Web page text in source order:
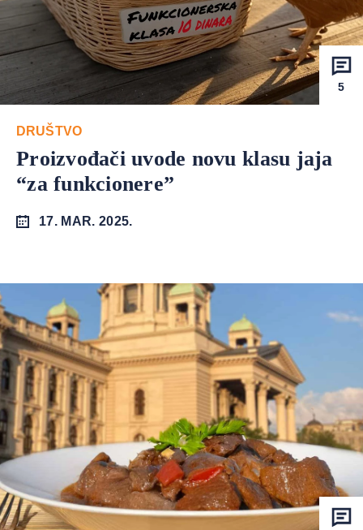
5
DRUŠTVO
Proizvođači uvode novu klasu jaja
“za funkcionere”
17. MAR. 2025.